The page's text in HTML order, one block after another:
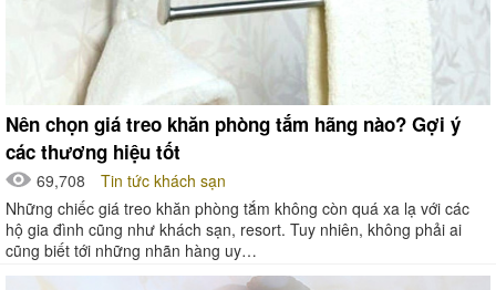
Nên chọn giá treo khăn phòng tắm hãng nào? Gợi ý
các thương hiệu tốt
69,708
Tin tức khách sạn
Những chiếc giá treo khăn phòng tắm không còn quá xa lạ với các
hộ gia đình cũng như khách sạn, resort. Tuy nhiên, không phải ai
cũng biết tới những nhãn hàng uy…